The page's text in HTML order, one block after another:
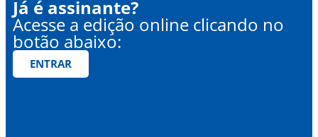
Já é assinante?
Acesse a edição online clicando no
botão abaixo:
ENTRAR